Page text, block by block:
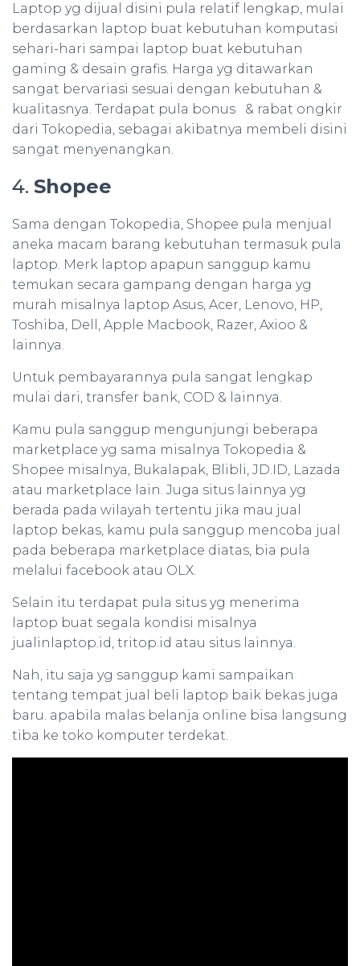
Laptop yg dijual disini pula relatif lengkap, mulai
berdasarkan laptop buat kebutuhan komputasi
sehari-hari sampai laptop buat kebutuhan
gaming & desain grafis. Harga yg ditawarkan
sangat bervariasi sesuai dengan kebutuhan &
kualitasnya. Terdapat pula bonus & rabat ongkir
dari Tokopedia, sebagai akibatnya membeli disini
sangat menyenangkan.
4. Shopee
Sama dengan Tokopedia, Shopee pula menjual
aneka macam barang kebutuhan termasuk pula
laptop. Merk laptop apapun sanggup kamu
temukan secara gampang dengan harga yg
murah misalnya laptop Asus, Acer, Lenovo, HP,
Toshiba, Dell, Apple Macbook, Razer, Axioo &
lainnya.
Untuk pembayarannya pula sangat lengkap
mulai dari, transfer bank, COD & lainnya.
Kamu pula sanggup mengunjungi beberapa
marketplace yg sama misalnya Tokopedia &
Shopee misalnya, Bukalapak, Blibli, JD.ID, Lazada
atau marketplace lain. Juga situs lainnya yg
berada pada wilayah tertentu jika mau jual
laptop bekas, kamu pula sanggup mencoba jual
pada beberapa marketplace diatas, bia pula
melalui facebook atau OLX.
Selain itu terdapat pula situs yg menerima
laptop buat segala kondisi misalnya
jualinlaptop.id, tritop.id atau situs lainnya.
Nah, itu saja yg sanggup kami sampaikan
tentang tempat jual beli laptop baik bekas juga
baru. apabila malas belanja online bisa langsung
tiba ke toko komputer terdekat.